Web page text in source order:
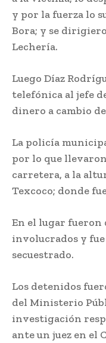
y por la fuerza lo
Bora; y se
Lechería.
Luego Díaz
telefónica al jefe
dinero a cambio
La policía
por lo que
carretera, a la
Texcoco; donde
En el lugar fueron
involucrados y
secuestrado.
Los detenidos
del Ministerio
investigación
ante un juez en el